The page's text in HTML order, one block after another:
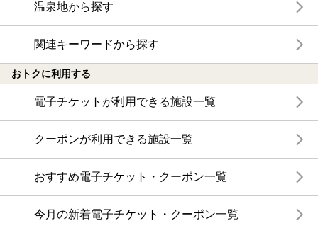
温泉地から探す
関連キーワードから探す
おトクに利用する
電子チケットが利用できる施設一覧
クーポンが利用できる施設一覧
おすすめ電子チケット・クーポン一覧
今月の新着電子チケット・クーポン一覧